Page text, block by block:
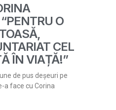
O
CEL
ÎN VIAȚĂ!”
de pus deșeuri pe
a face cu Corina